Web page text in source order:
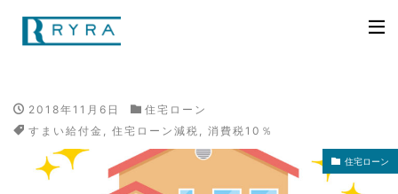
2018年11月6日
住宅ローン
すまい給付金 , 住宅ローン減税 , 消費税10％
住宅ローン